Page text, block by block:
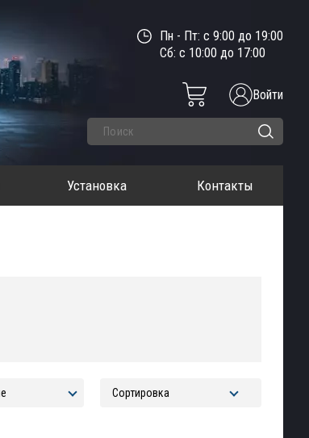
Пн - Пт: с 9:00 до 19:00
Сб: с 10:00 до 17:00
Войти
Установка Контакты